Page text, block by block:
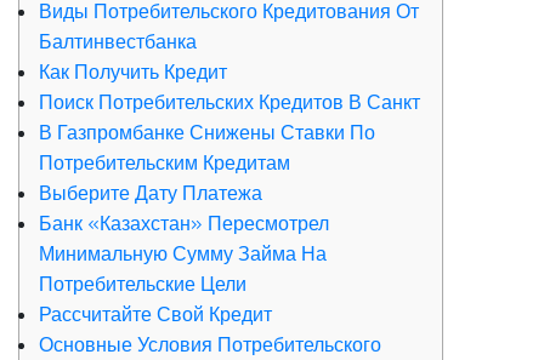
Виды Потребительского Кредитования От
Балтинвестбанка
Как Получить Кредит
Поиск Потребительских Кредитов В Санкт
В Газпромбанке Снижены Ставки По
Потребительским Кредитам
Выберите Дату Платежа
Банк «Казахстан» Пересмотрел
Минимальную Сумму Займа На
Потребительские Цели
Рассчитайте Свой Кредит
Основные Условия Потребительского